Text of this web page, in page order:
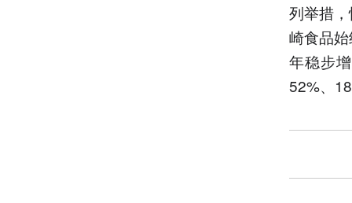
列举措
崎食品
年稳步
52%、